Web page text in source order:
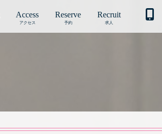
Access
アクセス
Reserve
予約
Recruit
求人